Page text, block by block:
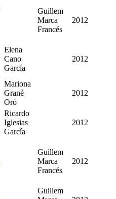
Guillem
Marca
Francés
2012
Elena
Cano
García
2012
Mariona
Grané
Oró
2012
Ricardo
Iglesias
García
2012
Guillem
Marca
Francés
2012
Guillem